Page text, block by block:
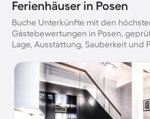
Ferienhäuser in Posen
Buche Unterkünfte mit den
Gästebewertungen in Posen,
Lage, Ausstattung, Sauberkeit und